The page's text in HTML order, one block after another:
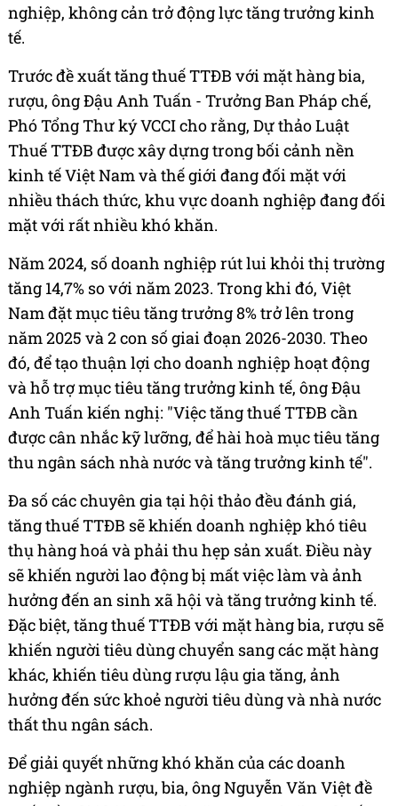
nghiệp, không cản trở động lực tăng trưởng kinh
tế.
Trước đề xuất tăng thuế TTĐB với mặt hàng bia,
rượu, ông Đậu Anh Tuấn - Trưởng Ban Pháp chế,
Phó Tổng Thư ký VCCI cho rằng, Dự thảo Luật
Thuế TTĐB được xây dựng trong bối cảnh nền
kinh tế Việt Nam và thế giới đang đối mặt với
nhiều thách thức, khu vực doanh nghiệp đang đối
mặt với rất nhiều khó khăn.
Năm 2024, số doanh nghiệp rút lui khỏi thị trường
tăng 14,7% so với năm 2023. Trong khi đó, Việt
Nam đặt mục tiêu tăng trưởng 8% trở lên trong
năm 2025 và 2 con số giai đoạn 2026-2030. Theo
đó, để tạo thuận lợi cho doanh nghiệp hoạt động
và hỗ trợ mục tiêu tăng trưởng kinh tế, ông Đậu
Anh Tuấn kiến nghị: "Việc tăng thuế TTĐB cần
được cân nhắc kỹ lưỡng, để hài hoà mục tiêu tăng
thu ngân sách nhà nước và tăng trưởng kinh tế".
Đa số các chuyên gia tại hội thảo đều đánh giá,
tăng thuế TTĐB sẽ khiến doanh nghiệp khó tiêu
thụ hàng hoá và phải thu hẹp sản xuất. Điều này
sẽ khiến người lao động bị mất việc làm và ảnh
hưởng đến an sinh xã hội và tăng trưởng kinh tế.
Đặc biệt, tăng thuế TTĐB với mặt hàng bia, rượu sẽ
khiến người tiêu dùng chuyển sang các mặt hàng
khác, khiến tiêu dùng rượu lậu gia tăng, ảnh
hưởng đến sức khoẻ người tiêu dùng và nhà nước
thất thu ngân sách.
Để giải quyết những khó khăn của các doanh
nghiệp ngành rượu, bia, ông Nguyễn Văn Việt đề